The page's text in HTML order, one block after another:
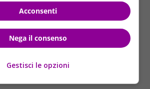
se approderà anche nel Bel Paese
affermativo, comunque, ancora ci
di poter sperimentare tale
Acconsenti
Nega il consenso
Gestisci le opzioni